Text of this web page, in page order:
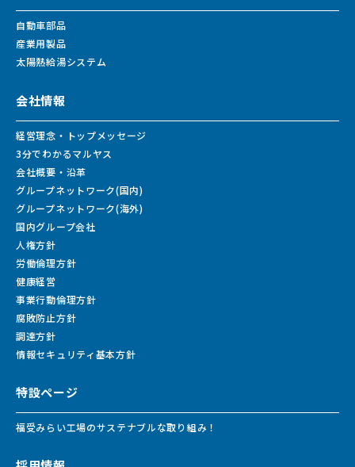
自動車部品
産業用製品
太陽熱給湯システム
会社情報
経営理念・トップメッセージ
3分でわかるマルヤス
会社概要・沿革
グループネットワーク(国内)
グループネットワーク(海外)
国内グループ会社
人権方針
労働倫理方針
健康経営
事業行動倫理方針
腐敗防止方針
調達方針
情報セキュリティ基本方針
特設ページ
福受みらい工場のサステナブルな取り組み！